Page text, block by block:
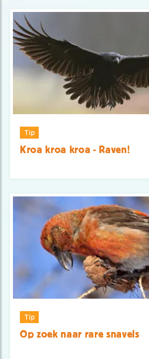
Tip
Kroa kroa kroa - Raven!
Tip
Op zoek naar rare snavels